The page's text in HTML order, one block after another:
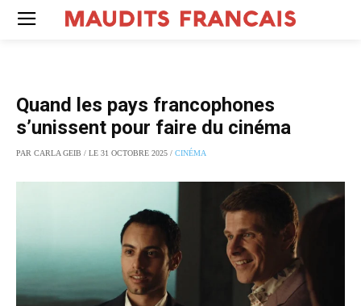
Quand les pays francophones
s’unissent pour faire du cinéma
PAR CARLA GEIB / LE 31 OCTOBRE 2025 / CINÉMA